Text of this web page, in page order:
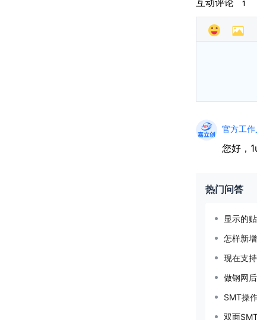
互动评论 1
官方工
您好，
热门问答
显示的
怎样新
现在支
做钢网
SMT操
双面